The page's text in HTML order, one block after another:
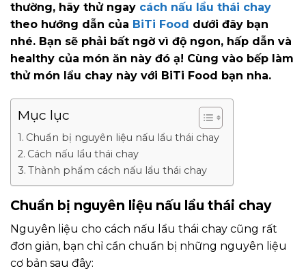
thường, hãy thử ngay cách nấu lẩu thái chay
theo hướng dẫn của BiTi Food dưới đây bạn
nhé. Bạn sẽ phải bất ngờ vì độ ngon, hấp dẫn và
healthy của món ăn này đó ạ! Cùng vào bếp làm
thử món lẩu chay này với BiTi Food bạn nha.
Mục lục
Chuẩn bị nguyên liệu nấu lẩu thái chay
Cách nấu lẩu thái chay
Thành phẩm cách nấu lẩu thái chay
Chuẩn bị nguyên liệu nấu lẩu thái chay
Nguyên liệu cho cách nấu lẩu thái chay cũng rất
đơn giản, bạn chỉ cần chuẩn bị những nguyên liệu
cơ bản sau đây: